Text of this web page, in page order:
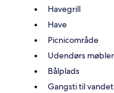
Havegrill
Have
Picnicområde
Udendørs møbler
Bålplads
Gangsti til vandet